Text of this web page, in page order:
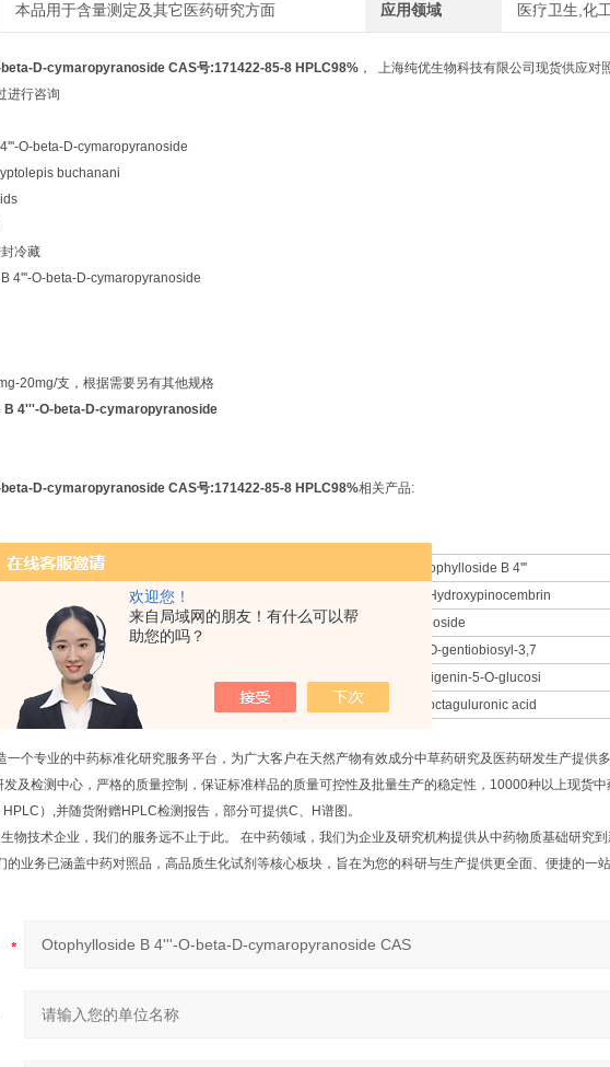
欢迎您！
来自局域网的朋友！有什么可以帮
助您的吗？
本品用于含量测定及其它医药研究方面 应用领域 医疗卫生,化
D-cymaropyranoside CAS号:171422-85-8 HPLC98% ， 上海纯优生物科技有限公司现货供应
进行咨询
O-beta-D-cymaropyranoside
buchanani
冷藏
4'''-O-beta-D-cymaropyranoside
20mg/支，根据需要另有其他规格
B 4'''-O-beta-D-cymaropyranoside
D-cymaropyranoside CAS号:171422-85-8 HPLC98%相关产品:
B 4'''-O-beta-D-cymaropyranoside Otophylloside B 4'''
素 2-Hydroxypinocembrin
Geoside
糖基-3,7-二甲氧基-8-羟基氧杂蒽酮 1-O-gentiobiosyl-3,7
葡萄糖苷 apigenin-5-O-glucosi
八糖 L-octaguluronic acid
一个专业的中药标准化研究服务平台，为广大客户在天然产物有效成分中草药研究及医药研发生产提供多
检测中心，严格的质量控制，保证标准样品的质量可控性及批量生产的稳定性，10000种以上现货中
）,并随货附赠HPLC检测报告，部分可提供C、H谱图。
技术企业，我们的服务远不止于此。 在中药领域，我们为企业及研究机构提供从中药物质基础研究
的业务已涵盖中药对照品，高品质生化试剂等核心板块，旨在为您的科研与生产提供更全面、便捷的一站